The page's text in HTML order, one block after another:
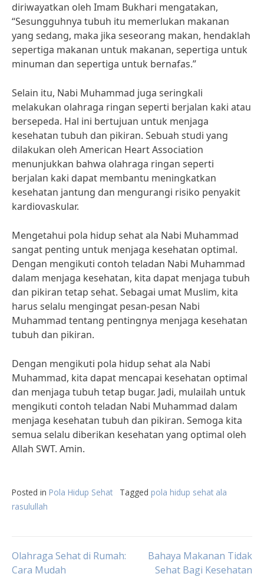
diriwayatkan oleh Imam Bukhari mengatakan,
“Sesungguhnya tubuh itu memerlukan makanan
yang sedang, maka jika seseorang makan, hendaklah
sepertiga makanan untuk makanan, sepertiga untuk
minuman dan sepertiga untuk bernafas.”
Selain itu, Nabi Muhammad juga seringkali
melakukan olahraga ringan seperti berjalan kaki atau
bersepeda. Hal ini bertujuan untuk menjaga
kesehatan tubuh dan pikiran. Sebuah studi yang
dilakukan oleh American Heart Association
menunjukkan bahwa olahraga ringan seperti
berjalan kaki dapat membantu meningkatkan
kesehatan jantung dan mengurangi risiko penyakit
kardiovaskular.
Mengetahui pola hidup sehat ala Nabi Muhammad
sangat penting untuk menjaga kesehatan optimal.
Dengan mengikuti contoh teladan Nabi Muhammad
dalam menjaga kesehatan, kita dapat menjaga tubuh
dan pikiran tetap sehat. Sebagai umat Muslim, kita
harus selalu mengingat pesan-pesan Nabi
Muhammad tentang pentingnya menjaga kesehatan
tubuh dan pikiran.
Dengan mengikuti pola hidup sehat ala Nabi
Muhammad, kita dapat mencapai kesehatan optimal
dan menjaga tubuh tetap bugar. Jadi, mulailah untuk
mengikuti contoh teladan Nabi Muhammad dalam
menjaga kesehatan tubuh dan pikiran. Semoga kita
semua selalu diberikan kesehatan yang optimal oleh
Allah SWT. Amin.
Posted in Pola Hidup Sehat Tagged pola hidup sehat ala
rasulullah
Post
Olahraga Sehat di Rumah:
Cara Mudah
Bahaya Makanan Tidak
Sehat Bagi Kesehatan